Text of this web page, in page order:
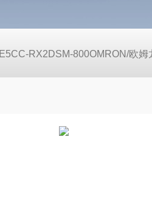
E5CC-RX2DSM-800OMRON/欧